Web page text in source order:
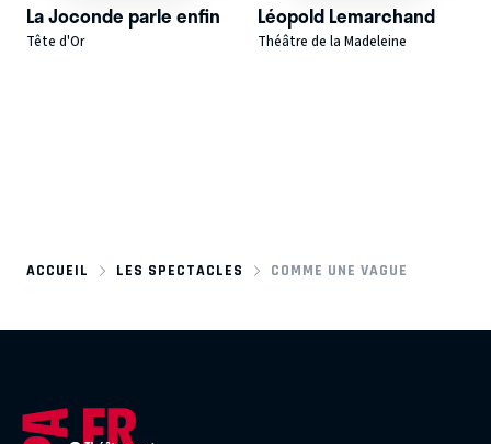
La Joconde parle enfin
Tête d'Or
Léopold Lemarchand
Théâtre de la Madeleine
ACCUEIL LES SPECTACLES COMME UNE VAGUE